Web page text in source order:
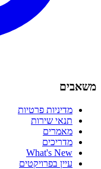
משאבים
מדיניות פרטיות
תנאי שירות
מאמרים
מדריכים
What's New
עיין בפרויקטים